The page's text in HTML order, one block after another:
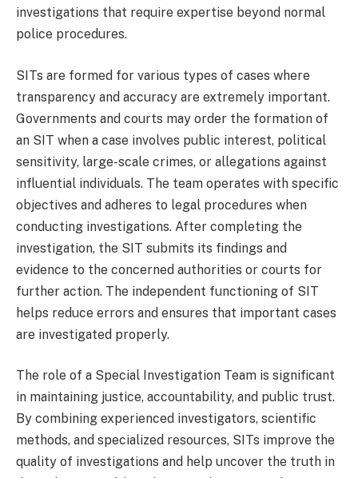
investigations that require expertise beyond normal
police procedures.
SITs are formed for various types of cases where
transparency and accuracy are extremely important.
Governments and courts may order the formation of
an SIT when a case involves public interest, political
sensitivity, large-scale crimes, or allegations against
influential individuals. The team operates with specific
objectives and adheres to legal procedures when
conducting investigations. After completing the
investigation, the SIT submits its findings and
evidence to the concerned authorities or courts for
further action. The independent functioning of SIT
helps reduce errors and ensures that important cases
are investigated properly.
The role of a Special Investigation Team is significant
in maintaining justice, accountability, and public trust.
By combining experienced investigators, scientific
methods, and specialized resources, SITs improve the
quality of investigations and help uncover the truth in